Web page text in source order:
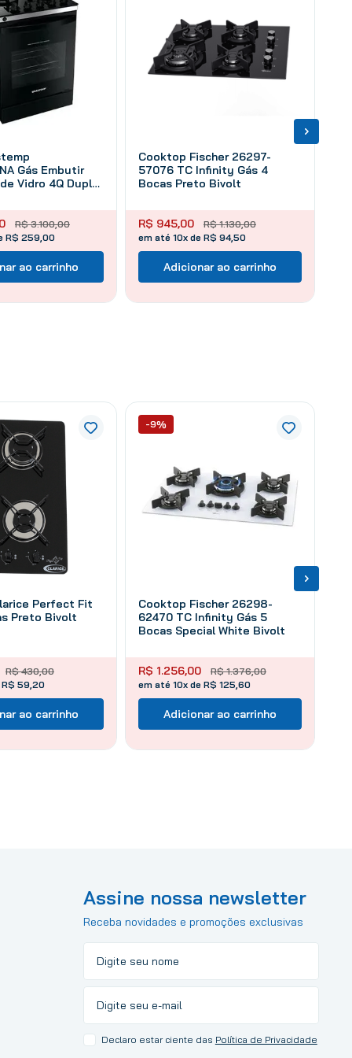
Gás Embutir
Vidro 4Q Dupla
R$ 3.100,00
R$ 259,00
ao carrinho
Cooktop Fischer 26297-
57076 TC Infinity Gás 4
Bocas Preto Bivolt
R$ 1.130,00
R$ 945,00
em até 10x de R$ 94,50
Adicionar ao carrinho
Perfect Fit
Preto Bivolt
R$ 430,00
R$ 59,20
ao carrinho
Cooktop Fischer 26298-
62470 TC Infinity Gás 5
Bocas Special White Bivolt
R$ 1.376,00
R$ 1.256,00
em até 10x de R$ 125,60
-9%
Adicionar ao carrinho
Assine nossa newsletter
Receba novidades e promoções exclusivas
Declaro estar ciente das Política de Privacidade